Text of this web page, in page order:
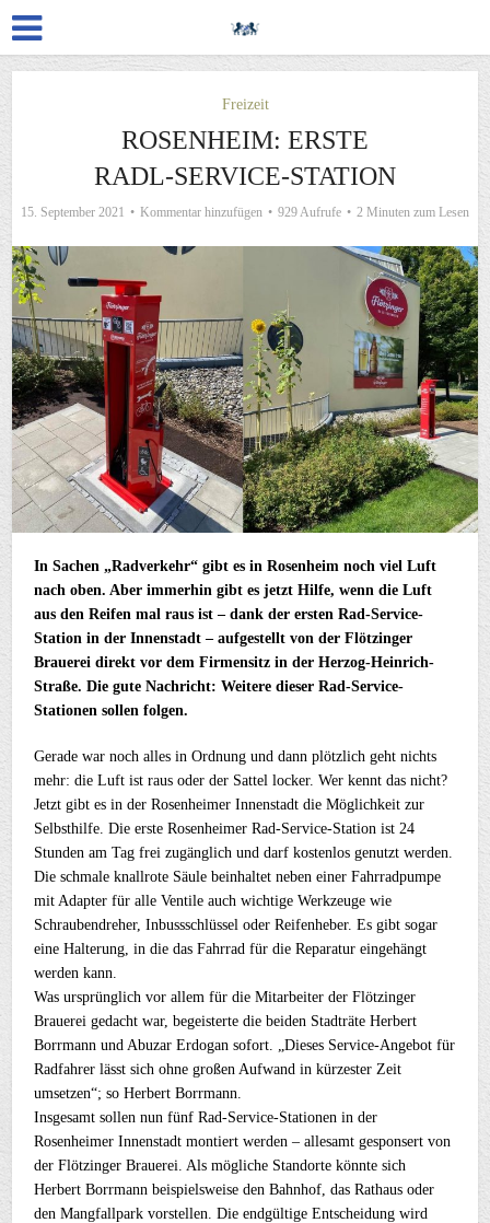
Freizeit
ROSENHEIM: ERSTE
RADL-SERVICE-STATION
15. September 2021 Kommentar hinzufügen 929 Aufrufe 2 Minuten zum Lesen
In Sachen „Radverkehr“ gibt es in Rosenheim noch viel Luft
nach oben. Aber immerhin gibt es jetzt Hilfe, wenn die Luft
aus den Reifen mal raus ist – dank der ersten Rad-Service-
Station in der Innenstadt – aufgestellt von der Flötzinger
Brauerei direkt vor dem Firmensitz in der Herzog-Heinrich-
Straße. Die gute Nachricht: Weitere dieser Rad-Service-
Stationen sollen folgen.
Gerade war noch alles in Ordnung und dann plötzlich geht nichts
mehr: die Luft ist raus oder der Sattel locker. Wer kennt das nicht?
Jetzt gibt es in der Rosenheimer Innenstadt die Möglichkeit zur
Selbsthilfe. Die erste Rosenheimer Rad-Service-Station ist 24
Stunden am Tag frei zugänglich und darf kostenlos genutzt werden.
Die schmale knallrote Säule beinhaltet neben einer Fahrradpumpe
mit Adapter für alle Ventile auch wichtige Werkzeuge wie
Schraubendreher, Inbussschlüssel oder Reifenheber. Es gibt sogar
eine Halterung, in die das Fahrrad für die Reparatur eingehängt
werden kann.
Was ursprünglich vor allem für die Mitarbeiter der Flötzinger
Brauerei gedacht war, begeisterte die beiden Stadträte Herbert
Borrmann und Abuzar Erdogan sofort. „Dieses Service-Angebot für
Radfahrer lässt sich ohne großen Aufwand in kürzester Zeit
umsetzen“; so Herbert Borrmann.
Insgesamt sollen nun fünf Rad-Service-Stationen in der
Rosenheimer Innenstadt montiert werden – allesamt gesponsert von
der Flötzinger Brauerei. Als mögliche Standorte könnte sich
Herbert Borrmann beispielsweise den Bahnhof, das Rathaus oder
den Mangfallpark vorstellen. Die endgültige Entscheidung wird